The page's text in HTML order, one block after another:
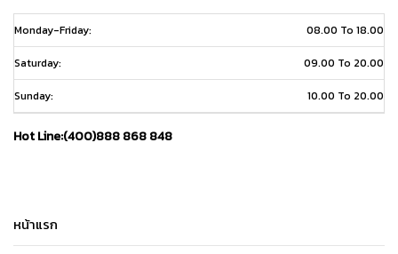
Monday-Friday: 08.00 To 18.00
Saturday: 09.00 To 20.00
Sunday: 10.00 To 20.00
Hot Line:(400)888 868 848
หน้าแรก